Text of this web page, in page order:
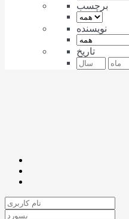
برچسب
نویسنده
تاریخ